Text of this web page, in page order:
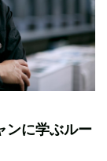
ンに学ぶルー